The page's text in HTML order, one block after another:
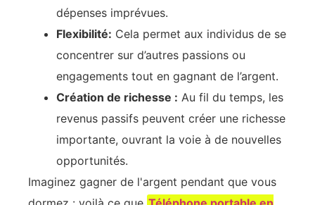
dépenses imprévues.
Flexibilité: Cela permet aux individus de se
concentrer sur d’autres passions ou
engagements tout en gagnant de l’argent.
Création de richesse : Au fil du temps, les
revenus passifs peuvent créer une richesse
importante, ouvrant la voie à de nouvelles
opportunités.
Imaginez gagner de l'argent pendant que vous